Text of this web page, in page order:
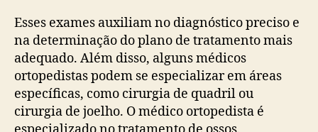
Esses exames auxiliam no diagnóstico preciso e
na determinação do plano de tratamento mais
adequado. Além disso, alguns médicos
ortopedistas podem se especializar em áreas
específicas, como cirurgia de quadril ou
cirurgia de joelho. O médico ortopedista é